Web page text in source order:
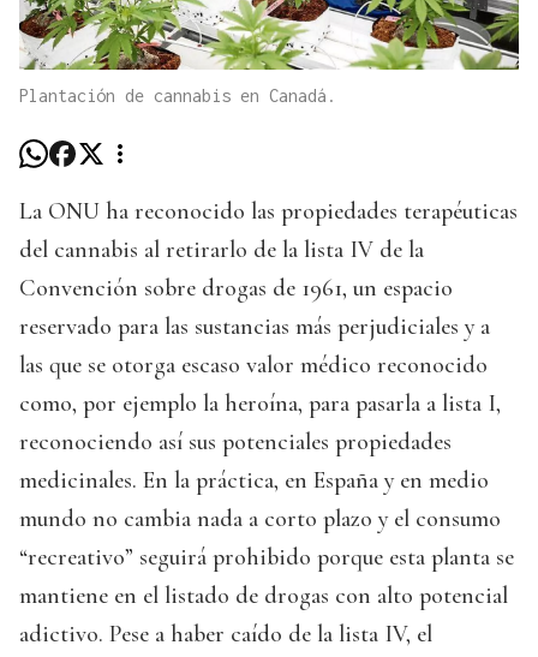
Plantación de cannabis en Canadá.
La ONU ha reconocido las propiedades terapéuticas
del cannabis al retirarlo de la lista IV de la
Convención sobre drogas de 1961, un espacio
reservado para las sustancias más perjudiciales y a
las que se otorga escaso valor médico reconocido
como, por ejemplo la heroína, para pasarla a lista I,
reconociendo así sus potenciales propiedades
medicinales. En la práctica, en España y en medio
mundo no cambia nada a corto plazo y el consumo
“recreativo” seguirá prohibido porque esta planta se
mantiene en el listado de drogas con alto potencial
adictivo. Pese a haber caído de la lista IV, el